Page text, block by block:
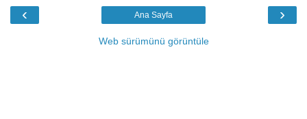
‹ ›
Ana Sayfa
Web sürümünü görüntüle